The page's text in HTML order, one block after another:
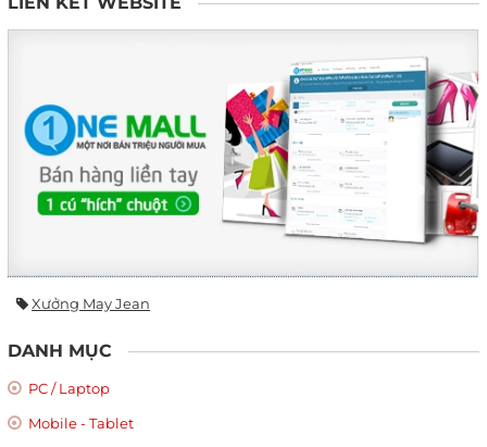
Xưởng May Jean
DANH MỤC
PC / Laptop
Mobile - Tablet